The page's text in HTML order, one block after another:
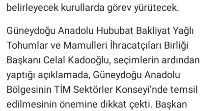
belirleyecek kurullarda görev yürütecek.
Güneydoğu Anadolu Hububat Bakliyat Yağlı
Tohumlar ve Mamulleri İhracatçıları Birliği
Başkanı Celal Kadooğlu, seçimlerin ardından
yaptığı açıklamada, Güneydoğu Anadolu
Bölgesinin TİM Sektörler Konseyi’nde temsil
edilmesinin önemine dikkat çekti. Başkan